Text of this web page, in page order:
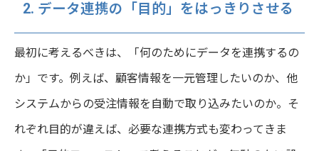
2. データ連携の「目的」をはっきりさせる
最初に考えるべきは、「何のためにデータを連携するの
か」です。例えば、顧客情報を一元管理したいのか、他
システムからの受注情報を自動で取り込みたいのか。そ
れぞれ目的が違えば、必要な連携方式も変わってきま